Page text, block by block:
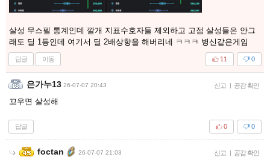
살성 무스펠 통계인데 깔개 지표수호자들 제외하고 고점 살성들은 안그
래도 딜 1등인데 여기서 딜 2배상향을 해버리네 ㅋㅋㅋ 병신같은게임
답글 이동 0
11
은가누13 26-07-07 20:43 신고 | 공감 확인
꼬우면 살성해
답글 0
0
foctan 26-07-07 21:03 신고 | 공감 확인